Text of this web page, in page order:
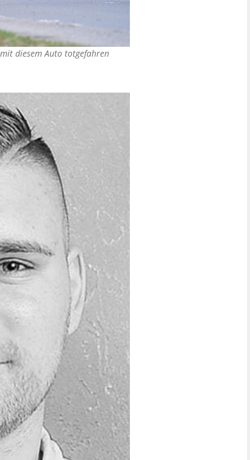
diesem Auto totgefahren